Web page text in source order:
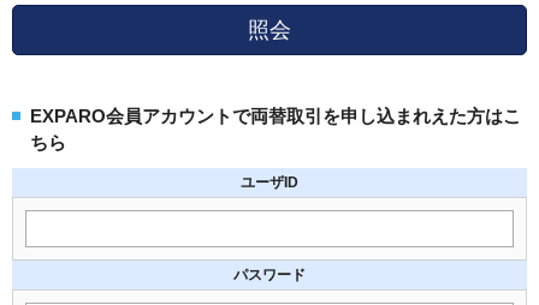
照会
EXPARO会員アカウントで両替取引を申し込まれえた方はこ
ちら
ユーザID
パスワード